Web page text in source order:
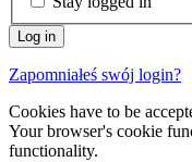
Zapomniałeś swój login?
Cookies have to be
Your browser's cookie
functionality.